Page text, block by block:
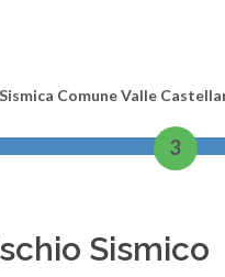
Comune Valle
3
Sismico